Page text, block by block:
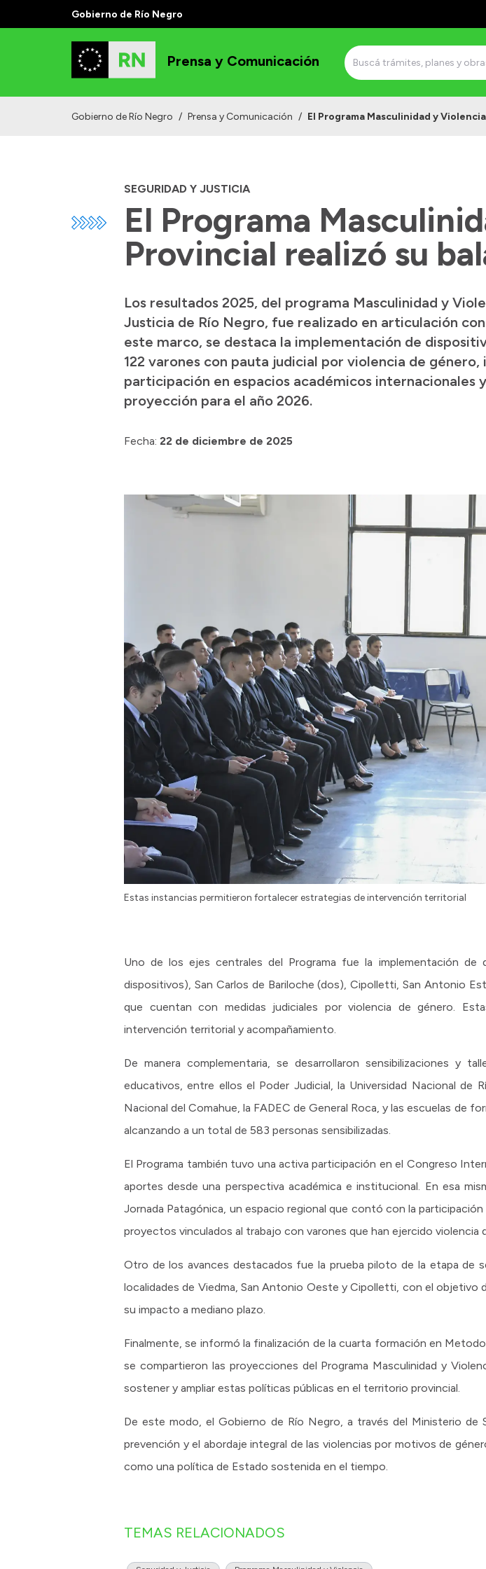
Gobierno de Río Negro
Prensa y Comunicación
Gobierno de Río Negro / Prensa y Comunicación / El Programa Masculinidad y
SEGURIDAD Y JUSTICIA
El Programa
Provincial realizó su
Los resultados 2025, del programa Masculinidad y
Justicia de Río Negro, fue realizado en articulación
este marco, se destaca la implementación de
122 varones con pauta judicial por violencia de
participación en espacios académicos internacionales
proyección para el año 2026.
Fecha: 22 de diciembre de 2025
Estas instancias permitieron fortalecer estrategias de intervención territorial
Uno de los ejes centrales del Programa fue la implementación de
dispositivos), San Carlos de Bariloche (dos), Cipolletti, San Antonio
que cuentan con medidas judiciales por violencia de género.
intervención territorial y acompañamiento.
De manera complementaria, se desarrollaron sensibilizaciones y
educativos, entre ellos el Poder Judicial, la Universidad Nacional de
Nacional del Comahue, la FADEC de General Roca, y las escuelas de
alcanzando a un total de 583 personas sensibilizadas.
El Programa también tuvo una activa participación en el Congreso
aportes desde una perspectiva académica e institucional. En esa
Jornada Patagónica, un espacio regional que contó con la
proyectos vinculados al trabajo con varones que han ejercido violencia
Otro de los avances destacados fue la prueba piloto de la etapa de
localidades de Viedma, San Antonio Oeste y Cipolletti, con el
su impacto a mediano plazo.
Finalmente, se informó la finalización de la cuarta formación en
se compartieron las proyecciones del Programa Masculinidad y
sostener y ampliar estas políticas públicas en el territorio provincial.
De este modo, el Gobierno de Río Negro, a través del Ministerio de
prevención y el abordaje integral de las violencias por motivos de
como una política de Estado sostenida en el tiempo.
TEMAS RELACIONADOS